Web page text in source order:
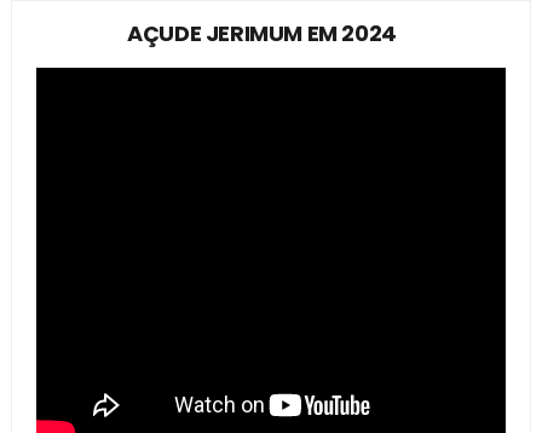
AÇUDE JERIMUM EM 2024